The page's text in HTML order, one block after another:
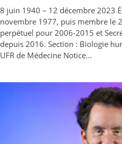
8 juin 1940 – 12 décembre 2023
novembre 1977, puis membre le
perpétuel pour 2006-2015 et
depuis 2016. Section : Biologie
UFR de Médecine Notice...